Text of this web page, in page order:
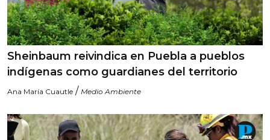
Sheinbaum reivindica en Puebla a pueblos
indígenas como guardianes del territorio
Ana María Cuautle / Medio Ambiente